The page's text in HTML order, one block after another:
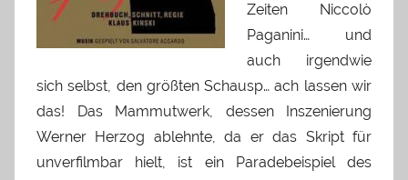
Zeiten Niccolò
Paganini… und
auch irgendwie
sich selbst, den größten Schausp… ach lassen wir
das! Das Mammutwerk, dessen Inszenierung
Werner Herzog ablehnte, da er das Skript für
unverfilmbar hielt, ist ein Paradebeispiel des